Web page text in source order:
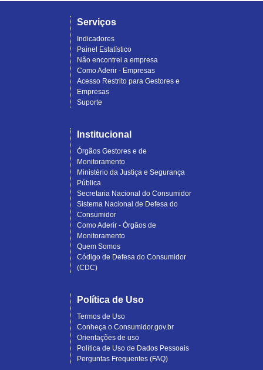
Serviços
Indicadores
Painel Estatístico
Não encontrei a empresa
Como Aderir - Empresas
Acesso Restrito para Gestores e
Empresas
Suporte
Institucional
Órgãos Gestores e de
Monitoramento
Ministério da Justiça e Segurança
Pública
Secretaria Nacional do Consumidor
Sistema Nacional de Defesa do
Consumidor
Como Aderir - Órgãos de
Monitoramento
Quem Somos
Código de Defesa do Consumidor
(CDC)
Política de Uso
Termos de Uso
Conheça o Consumidor.gov.br
Orientações de uso
Política de Uso de Dados Pessoais
Perguntas Frequentes (FAQ)